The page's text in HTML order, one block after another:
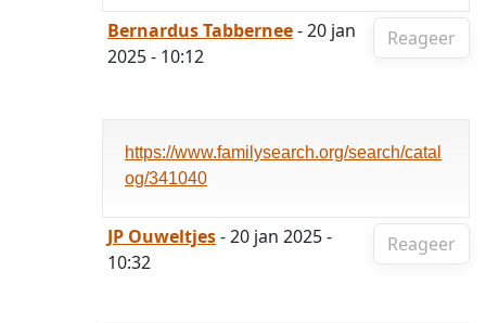
Reageer
Bernardus Tabbernee- 20 jan
2025 - 10:12
https://www.familysearch.org/search/catal
og/341040
Reageer
JP Ouweltjes- 20 jan 2025 -
10:32